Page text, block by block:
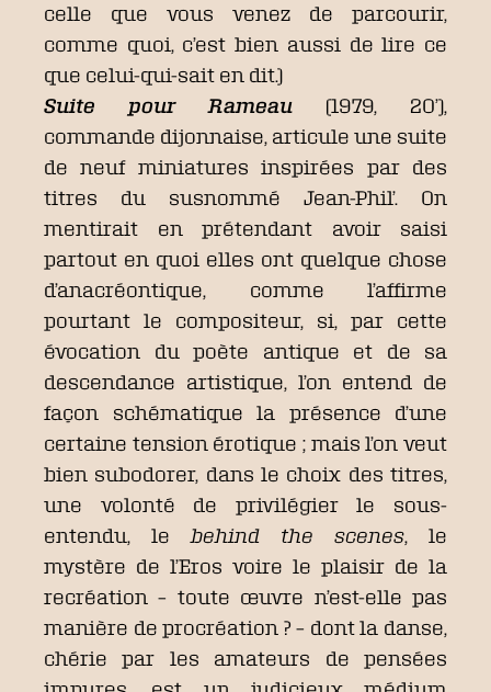
celle que vous venez de parcourir,
comme quoi, c’est bien aussi de lire ce
que celui-qui-sait en dit.)
Suite pour Rameau (1979, 20’),
commande dijonnaise, articule une suite
de neuf miniatures inspirées par des
titres du susnommé Jean-Phil’. On
mentirait en prétendant avoir saisi
partout en quoi elles ont quelque chose
d’anacréontique, comme l’affirme
pourtant le compositeur, si, par cette
évocation du poète antique et de sa
descendance artistique, l’on entend de
façon schématique la présence d’une
certaine tension érotique ; mais l’on veut
bien subodorer, dans le choix des titres,
une volonté de privilégier le sous-
entendu, le behind the scenes , le
mystère de l’Eros voire le plaisir de la
recréation – toute œuvre n’est-elle pas
manière de procréation ? – dont la danse,
chérie par les amateurs de pensées